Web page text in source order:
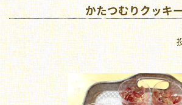
かたつむりクッキ